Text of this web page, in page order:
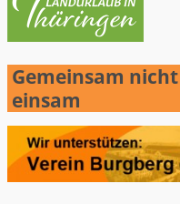
Gemeinsam nicht
einsam